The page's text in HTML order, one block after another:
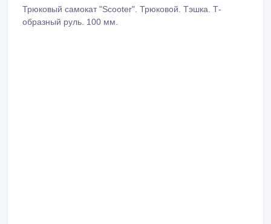
Трюковый самокат "Scooter". Трюковой. Тэшка. Т-
образный руль. 100 мм.